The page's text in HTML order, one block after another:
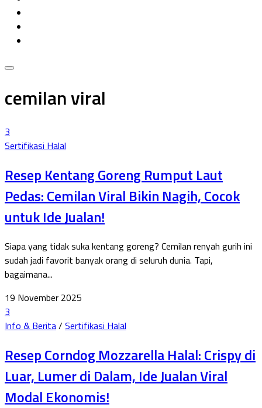
cemilan viral
3
Sertifikasi Halal
Resep Kentang Goreng Rumput Laut
Pedas: Cemilan Viral Bikin Nagih, Cocok
untuk Ide Jualan!
Siapa yang tidak suka kentang goreng? Cemilan renyah gurih ini
sudah jadi favorit banyak orang di seluruh dunia. Tapi,
bagaimana...
19 November 2025
3
Info & Berita/ Sertifikasi Halal
Resep Corndog Mozzarella Halal: Crispy di
Luar, Lumer di Dalam, Ide Jualan Viral
Modal Ekonomis!